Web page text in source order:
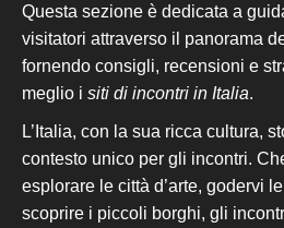
Questa sezione è dedicata a
visitatori attraverso il panorama
fornendo consigli, recensioni e
meglio i siti di incontri in Italia.
L’Italia, con la sua ricca cultura,
contesto unico per gli incontri.
esplorare le città d’arte, godervi
scoprire i piccoli borghi, gli